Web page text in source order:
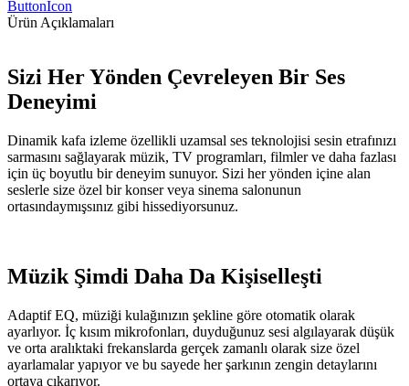
ButtonIcon
Ürün Açıklamaları
Sizi Her Yönden Çevreleyen Bir Ses
Deneyimi
Dinamik kafa izleme özellikli uzamsal ses teknolojisi sesin etrafınızı
sarmasını sağlayarak müzik, TV programları, filmler ve daha fazlası
için üç boyutlu bir deneyim sunuyor. Sizi her yönden içine alan
seslerle size özel bir konser veya sinema salonunun
ortasındaymışsınız gibi hissediyorsunuz.
Müzik Şimdi Daha Da Kişiselleşti
Adaptif EQ, müziği kulağınızın şekline göre otomatik olarak
ayarlıyor. İç kısım mikrofonları, duyduğunuz sesi algılayarak düşük
ve orta aralıktaki frekanslarda gerçek zamanlı olarak size özel
ayarlamalar yapıyor ve bu sayede her şarkının zengin detaylarını
ortaya çıkarıyor.